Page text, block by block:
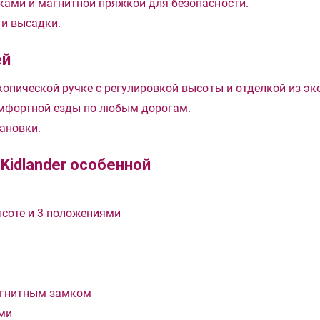
и магнитной пряжкой для безопасности.
высадки.
ручке с регулировкой высоты и отделкой из
езды по любым дорогам.
особенной
и 3 положениями
замком